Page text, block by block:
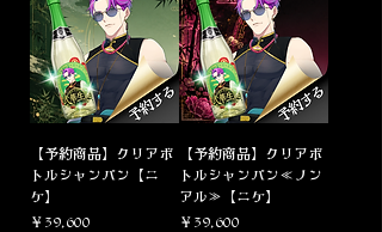
【予約商品】クリアボ
トルシャンパン【ニ
ケ】
価格
￥39,600
【予約商品】クリアボ
トルシャンパン≪ノン
アル≫【ニケ】
価格
￥39,600